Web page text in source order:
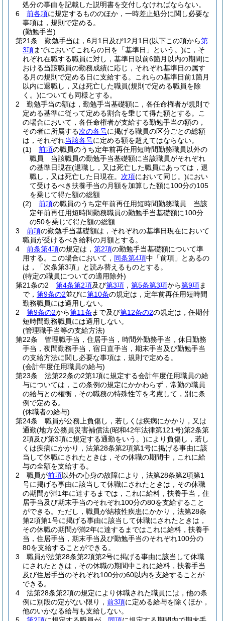
処分の事由を記載した説明書を交付しなければならない。
6
前各項に規定するもののほか，一時差止処分に関し必要な
事項は，規則で定める。
(勤勉手当)
第21条
勤勉手当は，6月1日及び12月1日(以下この項から第
3項までにおいてこれらの日を「基準日」という。)に，そ
れぞれ在職する職員に対し，基準日以前6箇月以内の期間に
おける当該職員の勤務成績に応じ，それぞれ基準日の属す
る月の規則で定める日に支給する。
これらの基準日前1箇月
以内に退職し，又は死亡した職員(規則で定める職員を除
く。)についても同様とする。
2
勤勉手当の額は，勤勉手当基礎額に，各任命権者が規則で
定める基準に従って定める割合を乗じて得た額とする。
こ
の場合において，各任命権者が支給する勤勉手当の額の，
その者に所属する次の各号に掲げる職員の区分ごとの総額
は，それぞれ当該各号に定める額を超えてはならない。
(1)
前項の職員のうち定年前再任用短時間勤務職員以外の
職員 当該職員の勤勉手当基礎額に当該職員がそれぞれ
の基準日現在(退職し，又は死亡した職員にあっては，退
職し，又は死亡した日現在。 次項において同じ。)におい
て受けるべき扶養手当の月額を加算した額に100分の105
を乗じて得た額の総額
(2)
前項の職員のうち定年前再任用短時間勤務職員 当該
定年前再任用短時間勤務職員の勤勉手当基礎額に100分
の50を乗じて得た額の総額
3
前項の勤勉手当基礎額は，それぞれの基準日現在において
職員が受けるべき給料の月額とする。
4
前条第4項の規定は， 第2項の勤勉手当基礎額について準
用する。
この場合において， 同条第4項中「前項」とあるの
は，「次条第3項」と読み替えるものとする。
(特定の職員についての適用除外)
第21条の2
第4条第2項及び第3項 ， 第5条第3項から第9項ま
で， 第9条の2並びに第10条の規定は，定年前再任用短時間
勤務職員には適用しない。
2
第9条の2から第11条 まで及び第12条の2の規定は，任期付
短時間勤務職員には適用しない。
(管理職手当等の支給方法)
第22条
管理職手当，住居手当，時間外勤務手当，休日勤務
手当，夜間勤務手当，宿日直手当，期末手当及び勤勉手当
の支給方法に関し必要な事項は，規則で定める。
(会計年度任用職員の給与)
第23条
法第22条の2第1項に規定する会計年度任用職員の給
与については，この条例の規定にかかわらず，常勤の職員
の給与との権衡，その職務の特殊性等を考慮して，別に条
例で定める。
(休職者の給与)
第24条
職員が公務上負傷し，若しくは疾病にかかり，又は
通勤(地方公務員災害補償法(昭和42年法律第121号)第2条第
2項及び第3項に規定する通勤をいう。)により負傷し，若し
くは疾病にかかり，法第28条第2項第1号に掲げる事由に該
当して休職にされたときは，その休職の期間中，これに給
与の全額を支給する。
2
職員が前項以外の心身の故障により，法第28条第2項第1
号に掲げる事由に該当して休職にされたときは，その休職
の期間が満1年に達するまでは，これに給料，扶養手当，住
居手当及び期末手当のそれぞれ100分の80を支給すること
ができる。 ただし，職員が結核性疾患にかかり，法第28条
第2項第1号に掲げる事由に該当して休職にされたときは，
その休職の期間が満2年に達するまではこれに給料，扶養手
当，住居手当，期末手当及び勤勉手当のそれぞれ100分の
80を支給することができる。
3
職員が法第28条第2項第2号に掲げる事由に該当して休職
にされたときは，その休職の期間中これに給料，扶養手当
及び住居手当のそれぞれ100分の60以内を支給することが
できる。
4
法第28条第2項の規定により休職された職員には，他の条
例に別段の定がない限り， 前3項に定める給与を除くほか，
他のいかなる給与も支給しない。